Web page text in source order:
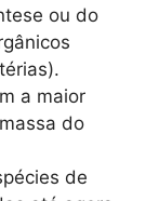
ou do
a maior
do
de